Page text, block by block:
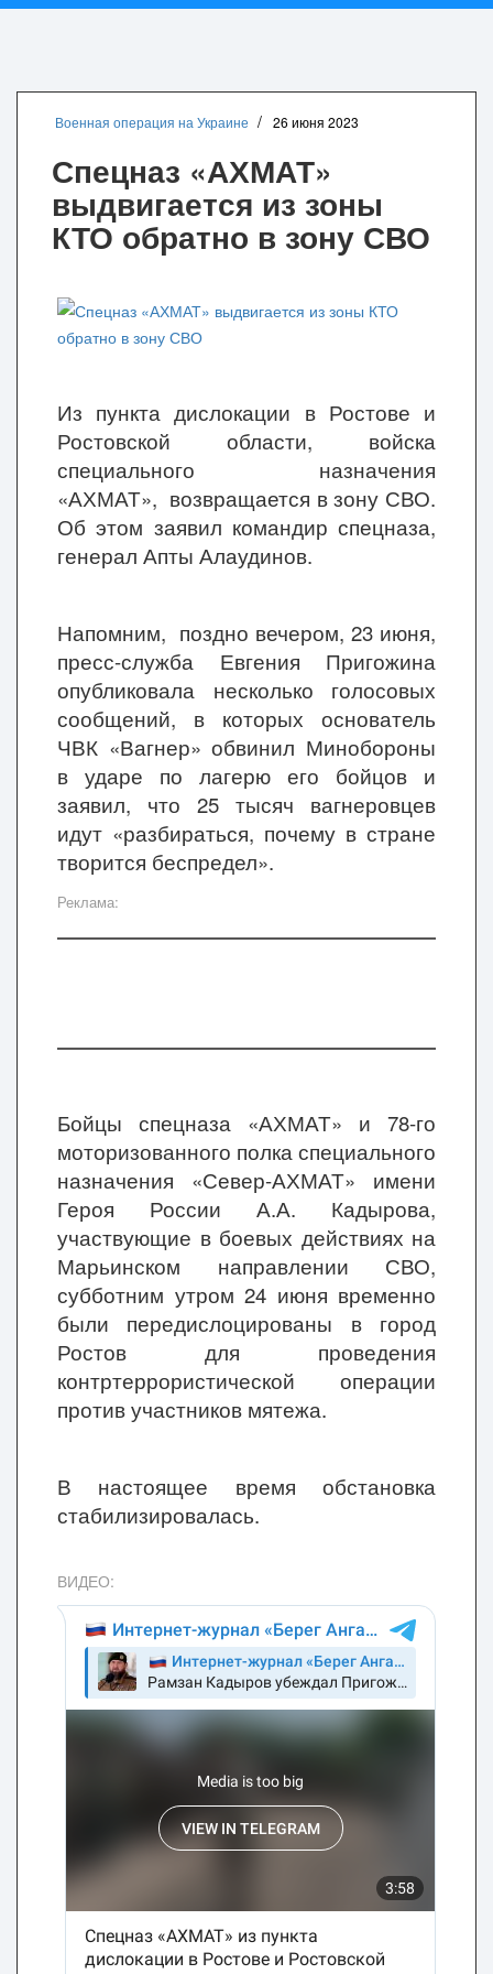
Военная операция на Украине 26 июня 2023
Спецназ «АХМАТ»
выдвигается из зоны
КТО обратно в зону СВО
Из пункта дислокации в Ростове и
Ростовской области, войска
специального назначения
«АХМАТ», возвращается в зону СВО.
Об этом заявил командир спецназа,
генерал Апты Алаудинов.
Напомним, поздно вечером, 23 июня,
пресс-служба Евгения Пригожина
опубликовала несколько голосовых
сообщений, в которых основатель
ЧВК «Вагнер» обвинил Минобороны
в ударе по лагерю его бойцов и
заявил, что 25 тысяч вагнеровцев
идут «разбираться, почему в стране
творится беспредел».
Реклама:
Бойцы спецназа «АХМАТ» и 78-го
моторизованного полка специального
назначения «Север-АХМАТ» имени
Героя России А.А. Кадырова,
участвующие в боевых действиях на
Марьинском направлении СВО,
субботним утром 24 июня временно
были передислоцированы в город
Ростов для проведения
контртеррористической операции
против участников мятежа.
В настоящее время обстановка
стабилизировалась.
ВИДЕО: